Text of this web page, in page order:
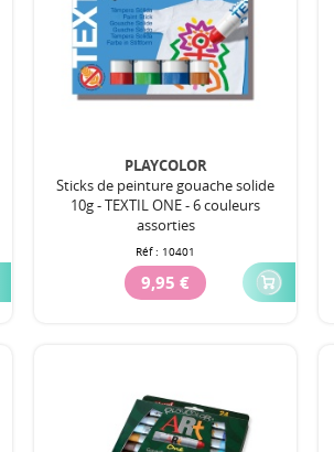
PLAYCOLOR
Sticks de peinture gouache solide
10g - TEXTIL ONE - 6 couleurs
assorties
Réf : 10401
9,95 €